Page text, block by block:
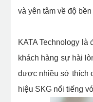
và yên tâm về độ
KATA Technology
khách hàng sự hài
được nhiều sở thích
hiệu SKG nổi tiếng